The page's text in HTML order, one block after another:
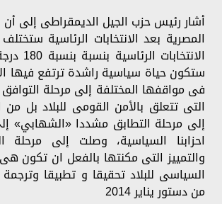
أشار رئيس حزب الجيل الديمقراطى إلى أن
المصرية بعد الانتخابات الرئاسية
ستكون حياة سياسية راشدة ترتفع فيها
فى مواقفها المختلفة إلى مرحلة
التى تتعلق بالأمن القومى للبلاد بل
إلى مرحلة التطابق مشددا «الشهابي»
احزابنا السياسية، وصلت إلى مرحلة
والتمييز التى مكنتها بالفعل ان تكون
السياسى للبلاد تحقيقا و تطبيقا
من دستور يناير 2014